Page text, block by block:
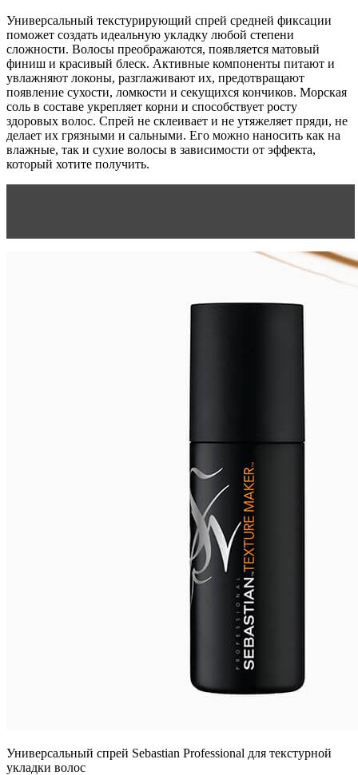
Универсальный текстурирующий спрей средней фиксации
поможет создать идеальную укладку любой степени
сложности. Волосы преображаются, появляется матовый
финиш и красивый блеск. Активные компоненты питают и
увлажняют локоны, разглаживают их, предотвращают
появление сухости, ломкости и секущихся кончиков. Морская
соль в составе укрепляет корни и способствует росту
здоровых волос. Спрей не склеивает и не утяжеляет пряди, не
делает их грязными и сальными. Его можно наносить как на
влажные, так и сухие волосы в зависимости от эффекта,
который хотите получить.
Универсальный спрей Sebastian Professional для текстурной
укладки волос